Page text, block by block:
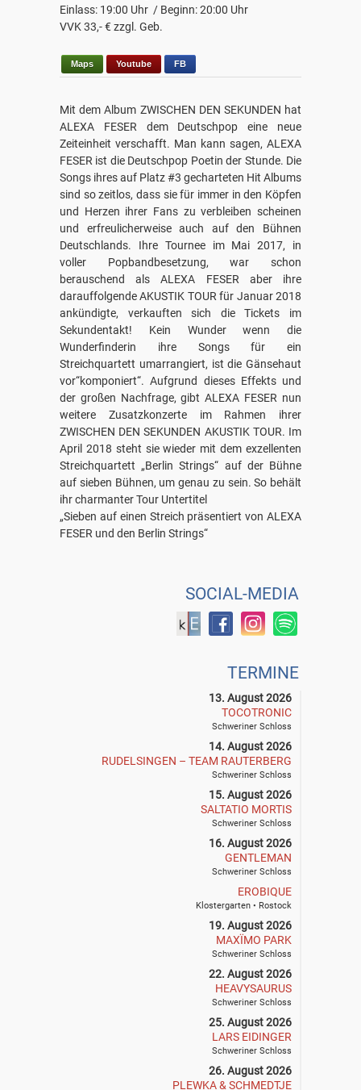
Einlass: 19:00 Uhr / Beginn: 20:00 Uhr
VVK 33,- € zzgl. Geb.
Maps Youtube FB
Mit dem Album ZWISCHEN DEN SEKUNDEN hat
ALEXA FESER dem Deutschpop eine neue
Zeiteinheit verschafft. Man kann sagen, ALEXA
FESER ist die Deutschpop Poetin der Stunde. Die
Songs ihres auf Platz #3 gecharteten Hit Albums
sind so zeitlos, dass sie für immer in den Köpfen
und Herzen ihrer Fans zu verbleiben scheinen
und erfreulicherweise auch auf den Bühnen
Deutschlands. Ihre Tournee im Mai 2017, in
voller Popbandbesetzung, war schon
berauschend als ALEXA FESER aber ihre
darauffolgende AKUSTIK TOUR für Januar 2018
ankündigte, verkauften sich die Tickets im
Sekundentakt! Kein Wunder wenn die
Wunderfinderin ihre Songs für ein
Streichquartett umarrangiert, ist die Gänsehaut
vor“komponiert“. Aufgrund dieses Effekts und
der großen Nachfrage, gibt ALEXA FESER nun
weitere Zusatzkonzerte im Rahmen ihrer
ZWISCHEN DEN SEKUNDEN AKUSTIK TOUR. Im
April 2018 steht sie wieder mit dem exzellenten
Streichquartett „Berlin Strings“ auf der Bühne
auf sieben Bühnen, um genau zu sein. So behält
ihr charmanter Tour Untertitel
„Sieben auf einen Streich präsentiert von ALEXA
FESER und den Berlin Strings“
SOCIAL-MEDIA
TERMINE
13. August 2026
TOCOTRONIC
Schweriner Schloss
14. August 2026
RUDELSINGEN – TEAM RAUTERBERG
Schweriner Schloss
15. August 2026
SALTATIO MORTIS
Schweriner Schloss
16. August 2026
GENTLEMAN
Schweriner Schloss
EROBIQUE
Klostergarten • Rostock
19. August 2026
MAXÏMO PARK
Schweriner Schloss
22. August 2026
HEAVYSAURUS
Schweriner Schloss
25. August 2026
LARS EIDINGER
Schweriner Schloss
26. August 2026
PLEWKA & SCHMEDTJE